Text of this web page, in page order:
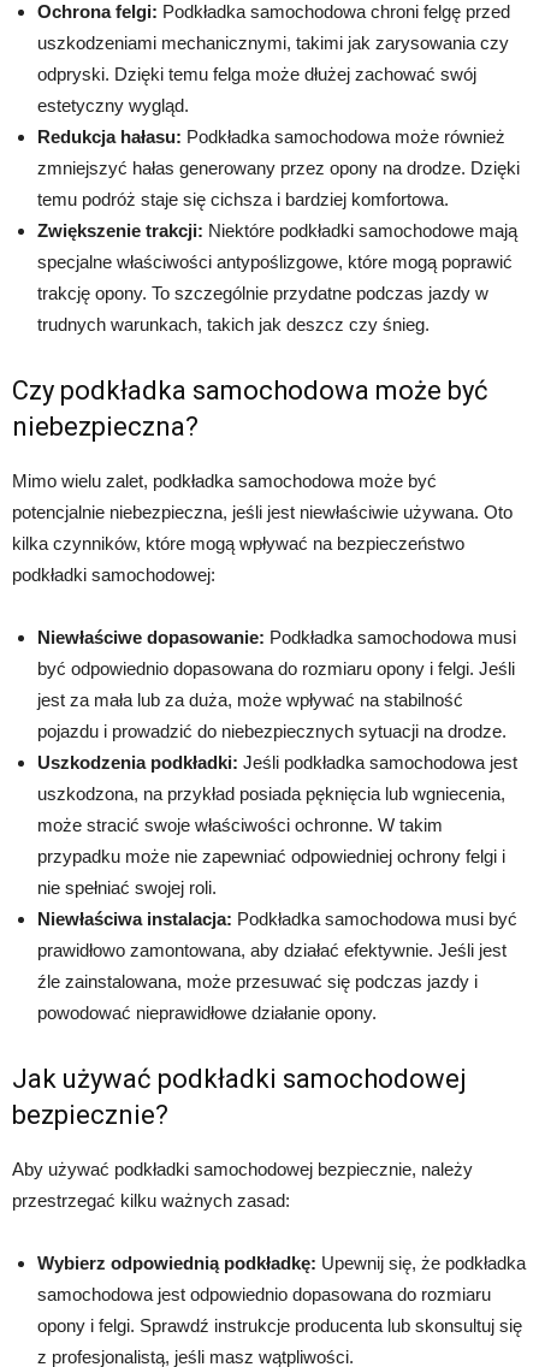
Ochrona felgi: Podkładka samochodowa chroni felgę przed
uszkodzeniami mechanicznymi, takimi jak zarysowania czy
odpryski. Dzięki temu felga może dłużej zachować swój
estetyczny wygląd.
Redukcja hałasu: Podkładka samochodowa może również
zmniejszyć hałas generowany przez opony na drodze. Dzięki
temu podróż staje się cichsza i bardziej komfortowa.
Zwiększenie trakcji: Niektóre podkładki samochodowe mają
specjalne właściwości antypoślizgowe, które mogą poprawić
trakcję opony. To szczególnie przydatne podczas jazdy w
trudnych warunkach, takich jak deszcz czy śnieg.
Czy podkładka samochodowa może być
niebezpieczna?
Mimo wielu zalet, podkładka samochodowa może być
potencjalnie niebezpieczna, jeśli jest niewłaściwie używana. Oto
kilka czynników, które mogą wpływać na bezpieczeństwo
podkładki samochodowej:
Niewłaściwe dopasowanie: Podkładka samochodowa musi
być odpowiednio dopasowana do rozmiaru opony i felgi. Jeśli
jest za mała lub za duża, może wpływać na stabilność
pojazdu i prowadzić do niebezpiecznych sytuacji na drodze.
Uszkodzenia podkładki: Jeśli podkładka samochodowa jest
uszkodzona, na przykład posiada pęknięcia lub wgniecenia,
może stracić swoje właściwości ochronne. W takim
przypadku może nie zapewniać odpowiedniej ochrony felgi i
nie spełniać swojej roli.
Niewłaściwa instalacja: Podkładka samochodowa musi być
prawidłowo zamontowana, aby działać efektywnie. Jeśli jest
źle zainstalowana, może przesuwać się podczas jazdy i
powodować nieprawidłowe działanie opony.
Jak używać podkładki samochodowej
bezpiecznie?
Aby używać podkładki samochodowej bezpiecznie, należy
przestrzegać kilku ważnych zasad:
Wybierz odpowiednią podkładkę: Upewnij się, że podkładka
samochodowa jest odpowiednio dopasowana do rozmiaru
opony i felgi. Sprawdź instrukcje producenta lub skonsultuj się
z profesjonalistą, jeśli masz wątpliwości.